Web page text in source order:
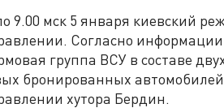
9.00 мск 5 января киевский
Согласно
группа ВСУ в составе
бронированных
хутора Бердин.